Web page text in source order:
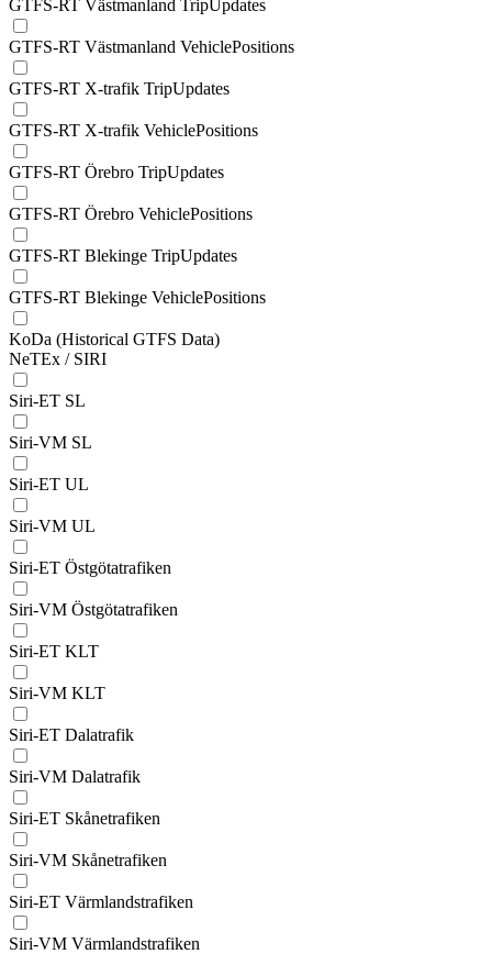
GTFS-RT Västmanland TripUpdates
GTFS-RT Västmanland VehiclePositions
GTFS-RT X-trafik TripUpdates
GTFS-RT X-trafik VehiclePositions
GTFS-RT Örebro TripUpdates
GTFS-RT Örebro VehiclePositions
GTFS-RT Blekinge TripUpdates
GTFS-RT Blekinge VehiclePositions
KoDa (Historical GTFS Data)
NeTEx / SIRI
Siri-ET SL
Siri-VM SL
Siri-ET UL
Siri-VM UL
Siri-ET Östgötatrafiken
Siri-VM Östgötatrafiken
Siri-ET KLT
Siri-VM KLT
Siri-ET Dalatrafik
Siri-VM Dalatrafik
Siri-ET Skånetrafiken
Siri-VM Skånetrafiken
Siri-ET Värmlandstrafiken
Siri-VM Värmlandstrafiken